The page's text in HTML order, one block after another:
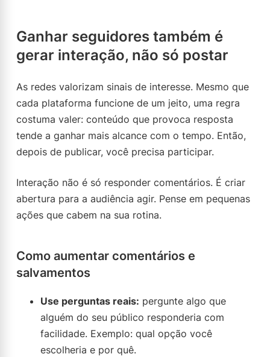
Ganhar seguidores também é
gerar interação, não só postar
As redes valorizam sinais de interesse. Mesmo que
cada plataforma funcione de um jeito, uma regra
costuma valer: conteúdo que provoca resposta
tende a ganhar mais alcance com o tempo. Então,
depois de publicar, você precisa participar.
Interação não é só responder comentários. É criar
abertura para a audiência agir. Pense em pequenas
ações que cabem na sua rotina.
Como aumentar comentários e
salvamentos
Use perguntas reais: pergunte algo que
alguém do seu público responderia com
facilidade. Exemplo: qual opção você
escolheria e por quê.